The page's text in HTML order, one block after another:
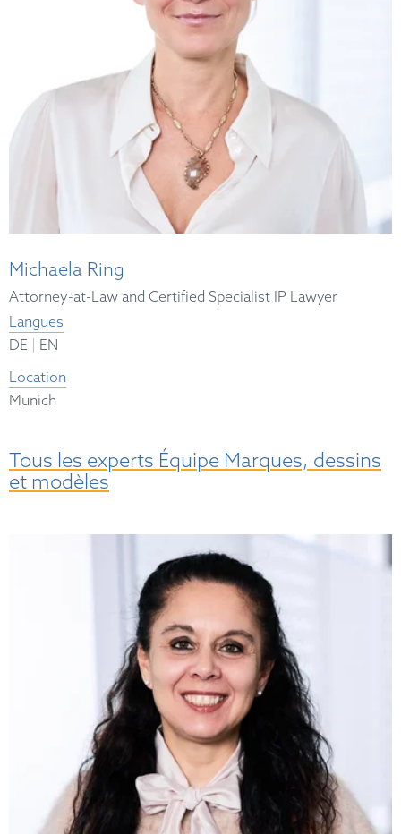
Michaela Ring
Attorney-at-Law and Certified Specialist IP Lawyer
Langues
DE
EN
Location
Munich
Tous les experts Équipe Marques, dessins
et modèles